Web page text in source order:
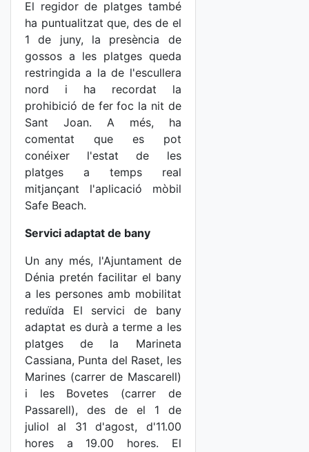
El regidor de platges també
ha puntualitzat que, des de el
1 de juny, la presència de
gossos a les platges queda
restringida a la de l'escullera
nord i ha recordat la
prohibició de fer foc la nit de
Sant Joan. A més, ha
comentat que es pot
conéixer l'estat de les
platges a temps real
mitjançant l'aplicació mòbil
Safe Beach.
Servici adaptat de bany
Un any més, l'Ajuntament de
Dénia pretén facilitar el bany
a les persones amb mobilitat
reduïda El servici de bany
adaptat es durà a terme a les
platges de la Marineta
Cassiana, Punta del Raset, les
Marines (carrer de Mascarell)
i les Bovetes (carrer de
Passarell), des de el 1 de
juliol al 31 d'agost, d'11.00
hores a 19.00 hores. El